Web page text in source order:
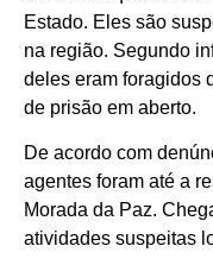
Estado. Eles são
na região. Segundo
deles eram foragidos
de prisão em aberto.
De acordo com
agentes foram até a
Morada da Paz.
atividades suspeitas